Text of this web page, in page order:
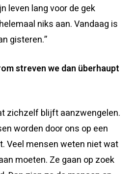
leven lang voor de gek
niks aan. Vandaag is
gisteren.”
streven we dan überhaupt
zichzelf blijft aanzwengelen.
worden door ons op een
Veel mensen weten niet wat
moeten. Ze gaan op zoek